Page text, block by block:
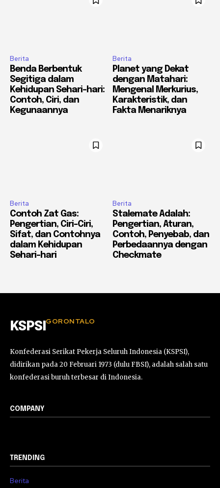
Berita
Benda Berbentuk
Segitiga dalam
Kehidupan Sehari-hari:
Contoh, Ciri, dan
Kegunaannya
Berita
Planet yang Dekat
dengan Matahari:
Mengenal Merkurius,
Karakteristik, dan
Fakta Menariknya
Berita
Contoh Zat Gas:
Pengertian, Ciri-Ciri,
Sifat, dan Contohnya
dalam Kehidupan
Sehari-hari
Berita
Stalemate Adalah:
Pengertian, Aturan,
Contoh, Penyebab, dan
Perbedaannya dengan
Checkmate
KSPSI GORONTALO
Konfederasi Serikat Pekerja Seluruh Indonesia (KSPSI),
didirikan pada 20 Februari 1973 (dulu FBSI), adalah salah satu
konfederasi buruh terbesar di Indonesia.
COMPANY
TRENDING
Berita